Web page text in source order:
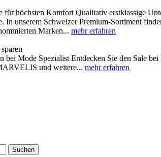
höchsten Komfort Qualitativ erstklassige
In unserem Schweizer Premium-Sortiment
Marken... mehr erfahren
bei Mode Spezialist Entdecken Sie den Sale
und weitere... mehr erfahren
Suchen